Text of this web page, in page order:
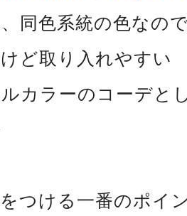
同色系統の色なの
ど取り入れやすい
カラーのコーデと
つける一番のポイ